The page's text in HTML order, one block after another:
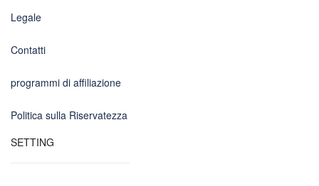
Legale
Contatti
programmi di affiliazione
Politica sulla Riservatezza
SETTING